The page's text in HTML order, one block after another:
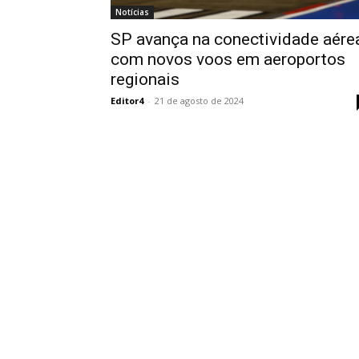
Notícias
SP avança na conectividade
com novos voos em aeroportos
regionais
Editor4 - 21 de agosto de 2024